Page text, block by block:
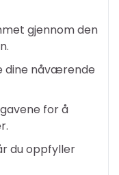
gjennom den
dine nåværende
for å
du oppfyller